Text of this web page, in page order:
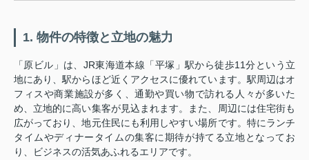
1. 物件の特徴と立地の魅力
「原ビル」は、JR東海道本線「平塚」駅から徒歩11分という立
地にあり、駅からほど近くアクセスに優れています。駅周辺はオ
フィスや商業施設が多く、通勤や買い物で訪れる人々が多いた
め、立地的に高い集客が見込まれます。また、周辺には住宅街も
広がっており、地元住民にも利用しやすい場所です。特にランチ
タイムやディナータイムの集客に期待が持てる立地となってお
り、ビジネスの活気あふれるエリアです。